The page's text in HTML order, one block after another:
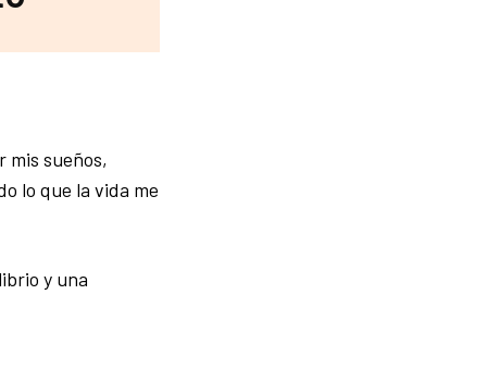
mis sueños,
lo que la vida me
y una